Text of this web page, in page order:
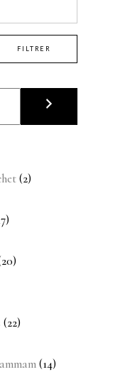
FILTRER
22
17
2020
produits
2222
1414